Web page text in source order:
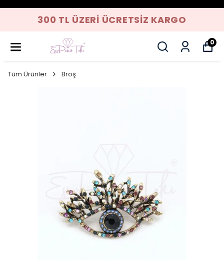
300 TL ÜZERI ÜCRETSIZ KARGO
0
Tüm Ürünler Broş